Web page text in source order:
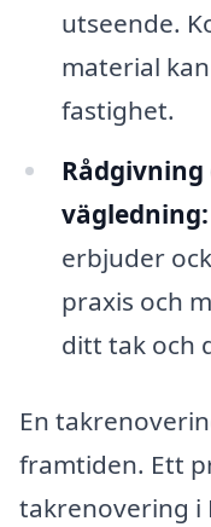
utseende.
material
fastighet.
vägledning:
erbjuder
praxis och
ditt tak och
En
framtiden. Ett
takrenovering i